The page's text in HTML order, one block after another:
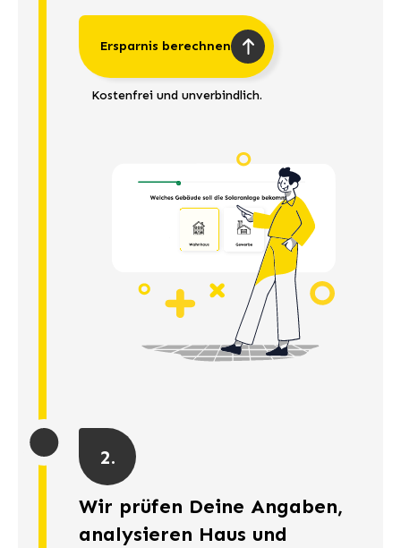
Ersparnis berechnen
Kostenfrei und unverbindlich.
2.
Wir prüfen Deine Angaben,
analysieren Haus und